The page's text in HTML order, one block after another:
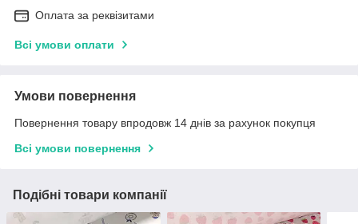
Оплата за реквізитами
Всі умови оплати
Умови повернення
Повернення товару впродовж 14 днів за рахунок покупця
Всі умови повернення
Подібні товари компанії